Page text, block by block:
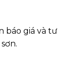
báo giá và tư